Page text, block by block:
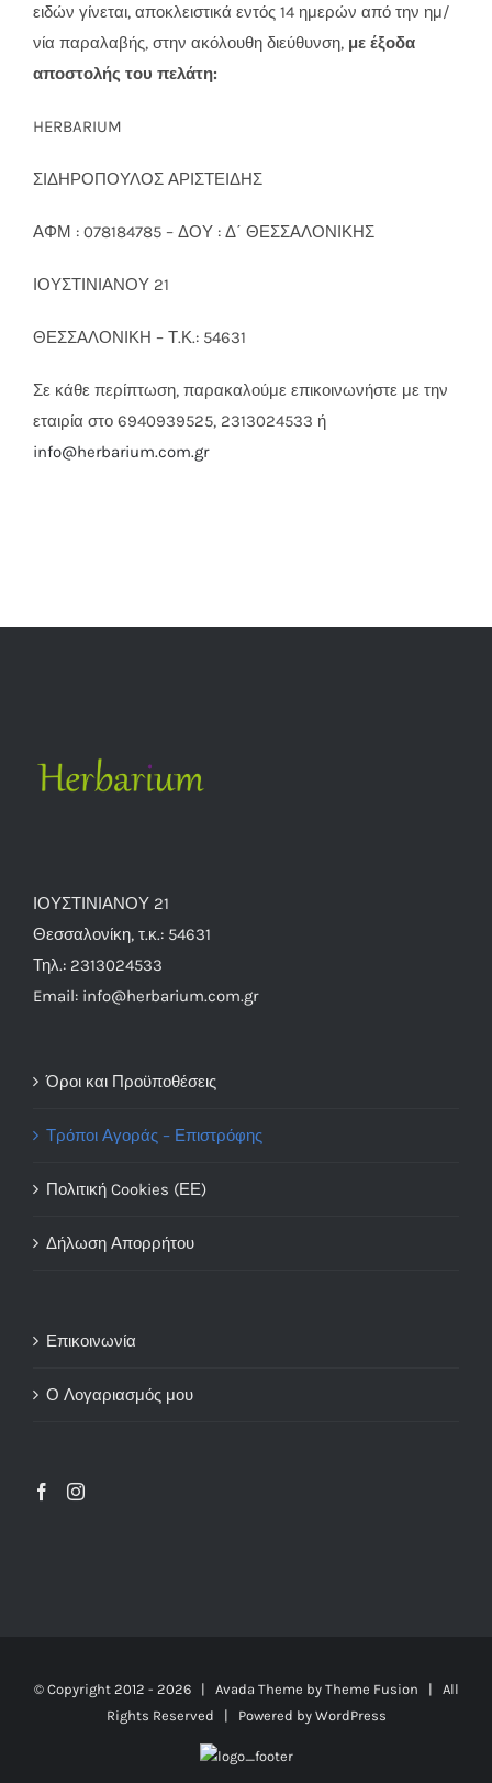
ειδών γίνεται, αποκλειστικά εντός 14 ημερών από την ημ/
νία παραλαβής, στην ακόλουθη διεύθυνση, με έξοδα
αποστολής του πελάτη:
HERBARIUM
ΣΙΔΗΡΟΠΟΥΛΟΣ ΑΡΙΣΤΕΙΔΗΣ
ΑΦΜ : 078184785 – ΔΟΥ : Δ΄ ΘΕΣΣΑΛΟΝΙΚΗΣ
ΙΟΥΣΤΙΝΙΑΝΟΥ 21
ΘΕΣΣΑΛΟΝΙΚΗ – Τ.Κ.: 54631
Σε κάθε περίπτωση, παρακαλούμε επικοινωνήστε με την
εταιρία στο 6940939525, 2313024533 ή
info@herbarium.com.gr
ΙΟΥΣΤΙΝΙΑΝΟΥ 21
Θεσσαλονίκη, τ.κ.: 54631
Τηλ.: 2313024533
Email: info@herbarium.com.gr
Όροι και Προϋποθέσεις
Τρόποι Αγοράς – Επιστρόφης
Πολιτική Cookies (ΕΕ)
Δήλωση Απορρήτου
Επικοινωνία
Ο Λογαριασμός μου
© Copyright 2012 - 2026 | Avada Theme by Theme Fusion | All
Rights Reserved | Powered by WordPress